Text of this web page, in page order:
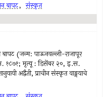
बापट, संस्कृत
बापट (जन्म: पाऊनवल्ली-राजापूर
१८७१; मृत्यू : डिसेंबर २०, इ.स.
अद्वैती, प्राचीन संस्कृत वाङ्मयाचे